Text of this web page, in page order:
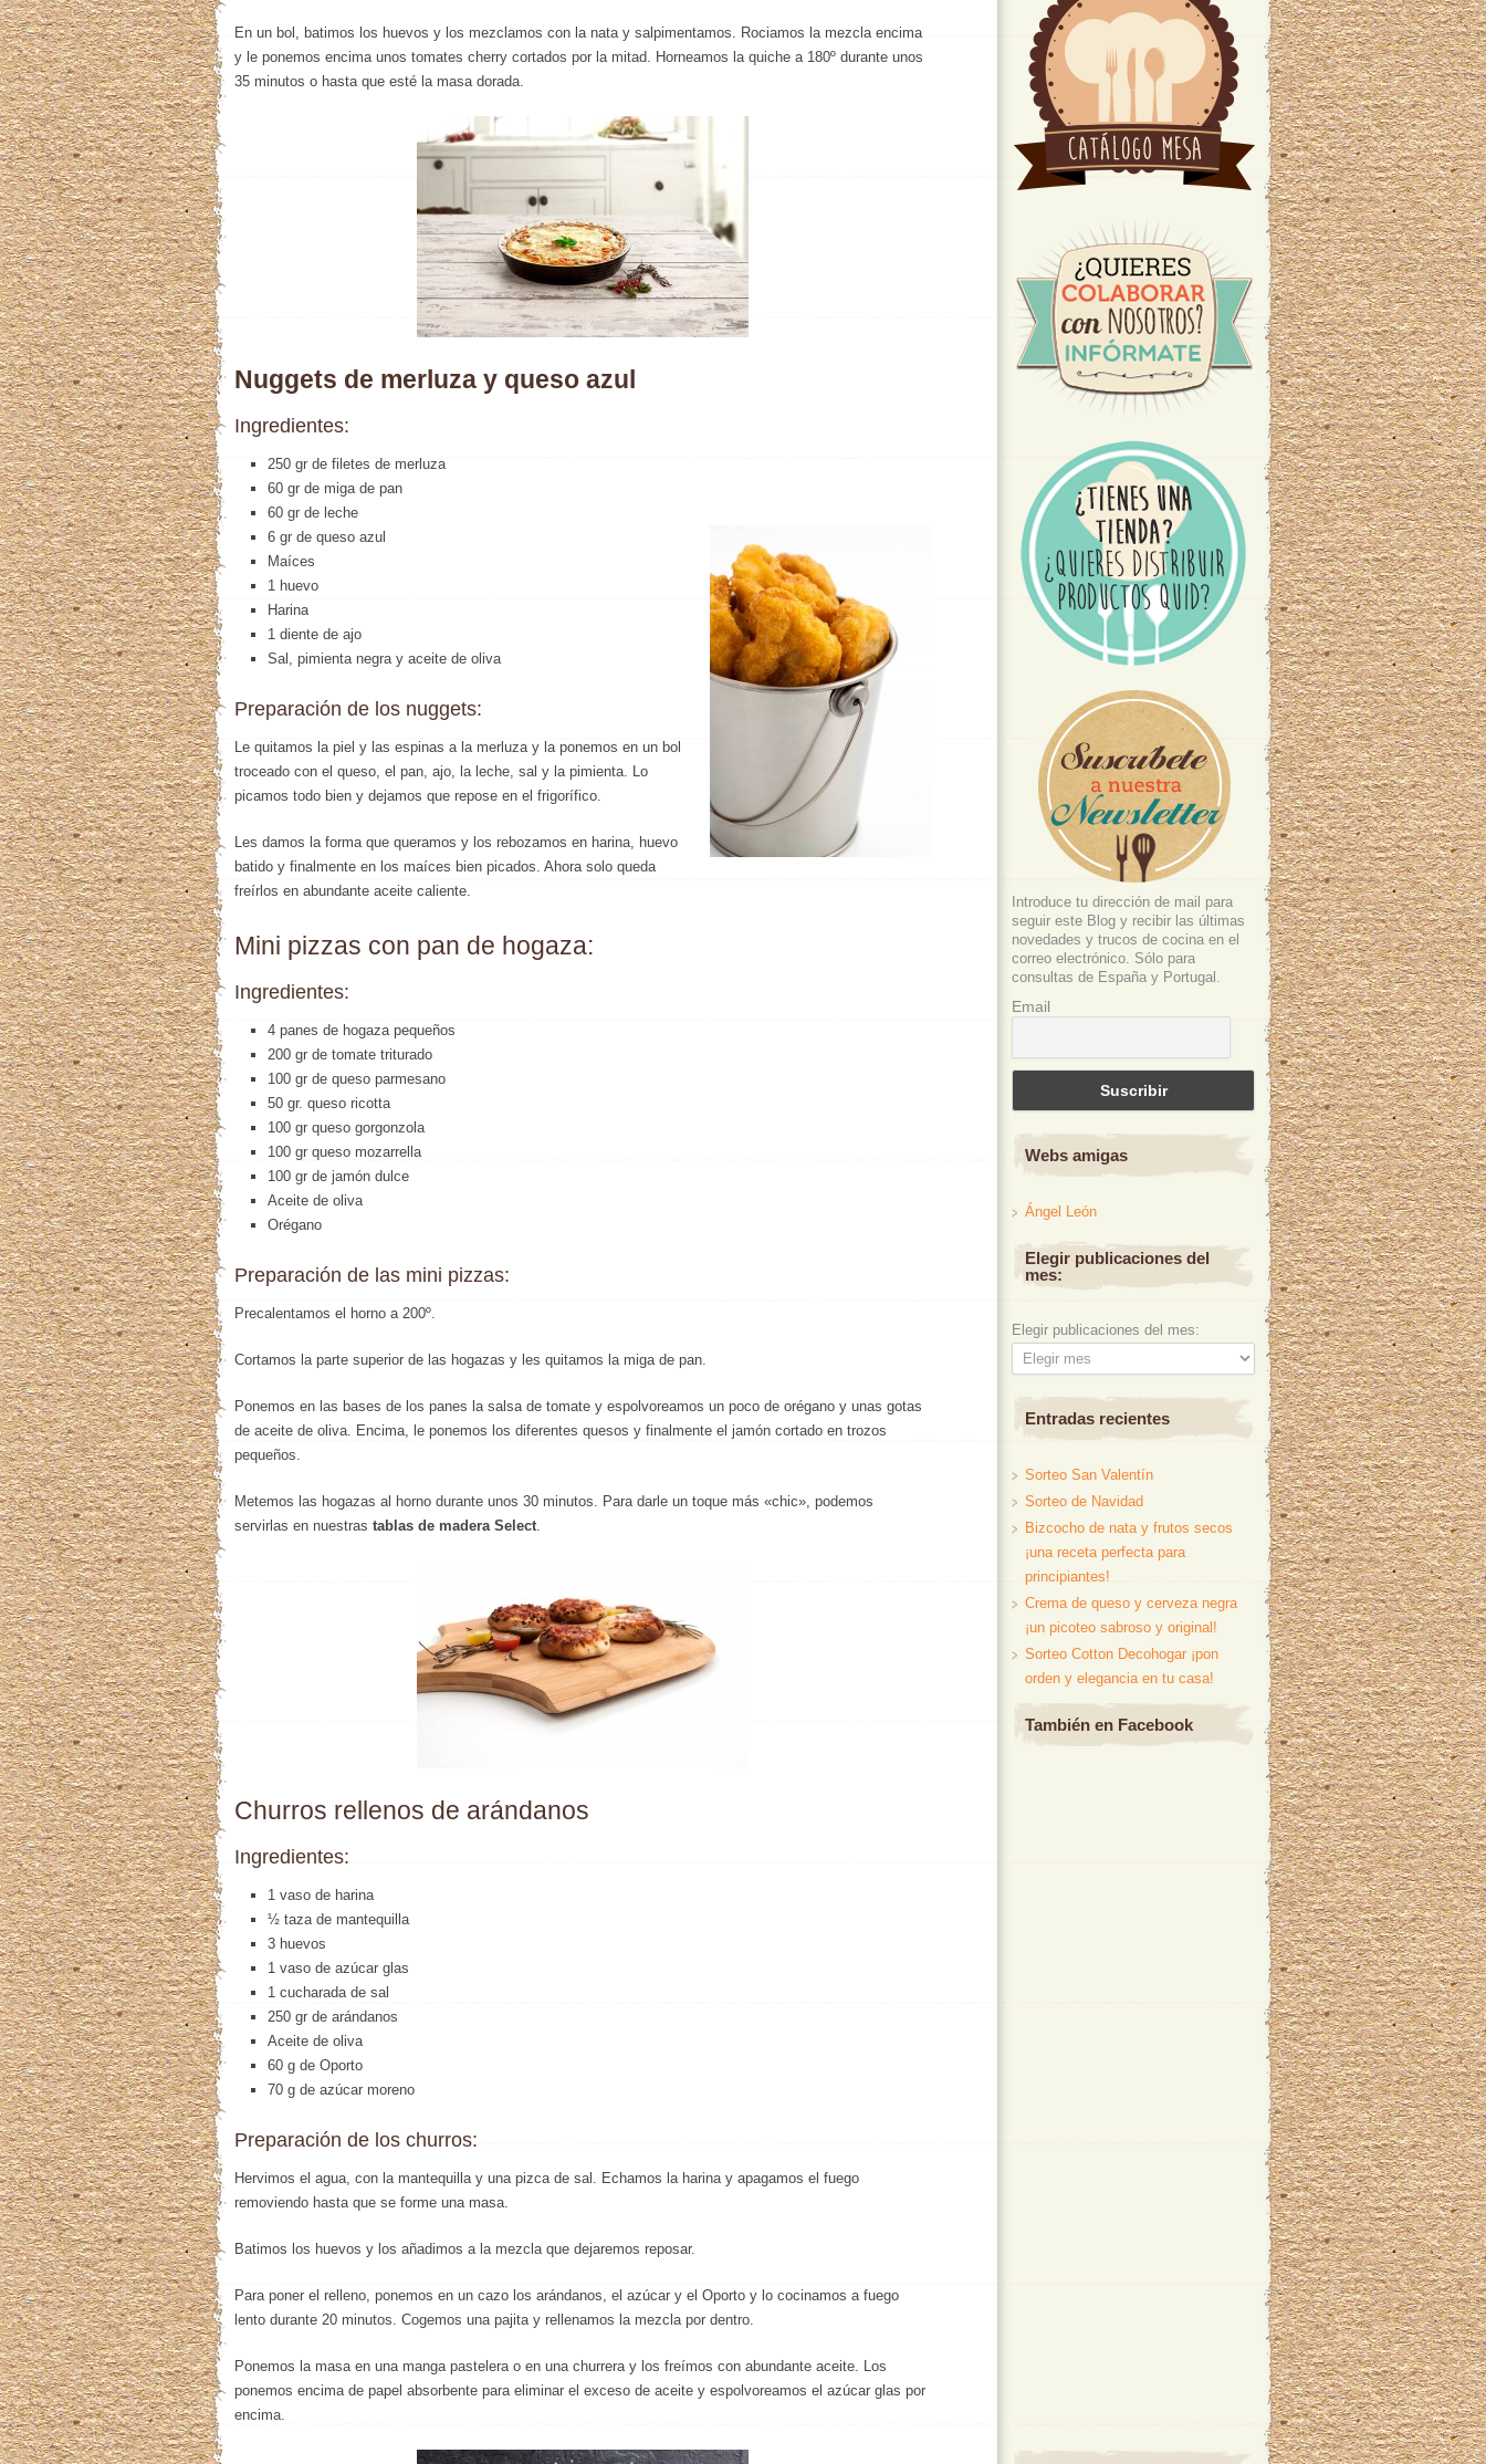
En un bol, batimos los huevos y los mezclamos con la nata y salpimentamos. Rociamos la mezcla encima
y le ponemos encima unos tomates cherry cortados por la mitad. Horneamos la quiche a 180º durante unos
35 minutos o hasta que esté la masa dorada.
Nuggets de merluza y queso azul
Ingredientes:
250 gr de filetes de merluza
60 gr de miga de pan
60 gr de leche
6 gr de queso azul
Maíces
1 huevo
Harina
1 diente de ajo
Sal, pimienta negra y aceite de oliva
Preparación de los nuggets:
Le quitamos la piel y las espinas a la merluza y la ponemos en un bol
troceado con el queso, el pan, ajo, la leche, sal y la pimienta. Lo
picamos todo bien y dejamos que repose en el frigorífico.
Les damos la forma que queramos y los rebozamos en harina, huevo
batido y finalmente en los maíces bien picados. Ahora solo queda
freírlos en abundante aceite caliente.
Mini pizzas con pan de hogaza:
Ingredientes:
4 panes de hogaza pequeños
200 gr de tomate triturado
100 gr de queso parmesano
50 gr. queso ricotta
100 gr queso gorgonzola
100 gr queso mozarrella
100 gr de jamón dulce
Aceite de oliva
Orégano
Preparación de las mini pizzas:
Precalentamos el horno a 200º.
Cortamos la parte superior de las hogazas y les quitamos la miga de pan.
Ponemos en las bases de los panes la salsa de tomate y espolvoreamos un poco de orégano y unas gotas
de aceite de oliva. Encima, le ponemos los diferentes quesos y finalmente el jamón cortado en trozos
pequeños.
Metemos las hogazas al horno durante unos 30 minutos. Para darle un toque más «chic», podemos
servirlas en nuestras tablas de madera Select
Churros rellenos de arándanos
Ingredientes:
1 vaso de harina
½ taza de mantequilla
3 huevos
1 vaso de azúcar glas
1 cucharada de sal
250 gr de arándanos
Aceite de oliva
60 g de Oporto
70 g de azúcar moreno
Preparación de los churros:
Hervimos el agua, con la mantequilla y una pizca de sal. Echamos la harina y apagamos el fuego
removiendo hasta que se forme una masa.
Batimos los huevos y los añadimos a la mezcla que dejaremos reposar.
Para poner el relleno, ponemos en un cazo los arándanos, el azúcar y el Oporto y lo cocinamos a fuego
lento durante 20 minutos. Cogemos una pajita y rellenamos la mezcla por dentro.
Ponemos la masa en una manga pastelera o en una churrera y los freímos con abundante aceite. Los
ponemos encima de papel absorbente para eliminar el exceso de aceite y espolvoreamos el azúcar glas por
encima.
Introduce tu dirección de mail para
seguir este Blog y recibir las últimas
novedades y trucos de cocina en el
correo electrónico. Sólo para
consultas de España y Portugal.
Email
Webs amigas
Ángel León
Elegir publicaciones del
mes:
Elegir publicaciones del mes:
Entradas recientes
Sorteo San Valentín
Sorteo de Navidad
Bizcocho de nata y frutos secos
¡una receta perfecta para
principiantes!
Crema de queso y cerveza negra
¡un picoteo sabroso y original!
Sorteo Cotton Decohogar ¡pon
orden y elegancia en tu casa!
También en Facebook